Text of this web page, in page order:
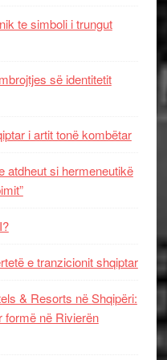
te simboli i trungut
së identitetit
i artit tonë kombëtar
atdheut si hermeneutikë
e tranzicionit shqiptar
& Resorts në Shqipëri:
formë në Rivierën